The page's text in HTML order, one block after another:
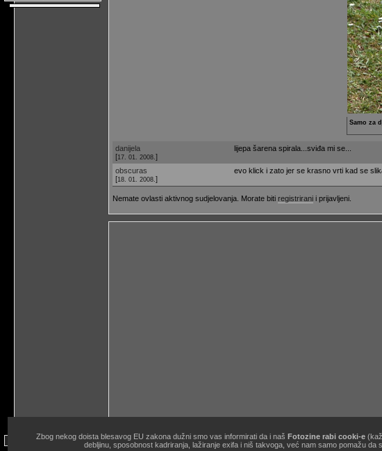
Samo za
danijela
[17. 01. 2008. ]
lijepa šarena spirala...sviđa mi se...
obscuras
[18. 01. 2008. ]
evo klick i zato jer se krasno vrti kad se
Nemate ovlasti aktivnog sudjelovanja. Morate biti registrirani i prijavljeni.
site copyright © 1998.-2026. Janko Belaj / Fotozine "Žičani okidač" [site powered byZine V3
Zbog nekog doista blesavog EU zakona dužni smo vas informirati da i naš Fotozine rabi cooki-e
debljinu, sposobnost kadriranja, lažiranje exifa i niš takvoga, već nam samo pomažu da